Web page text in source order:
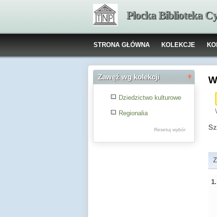
Płocka Biblioteka
STRONA GŁÓWNA KOLEKCJE
Zawęź wg kolekcji
Dziedzictwo kulturowe
Regionalia
Resetuj wybór